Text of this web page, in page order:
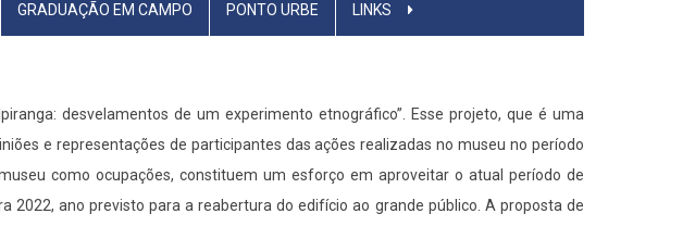
GRADUAÇÃO EM CAMPO PONTO URBE LINKS
desvelamentos de um experimento etnográfico”. Esse projeto, que é uma
e representações de participantes das ações realizadas no museu no período
como ocupações, constituem um esforço em aproveitar o atual período de
ano previsto para a reabertura do edifício ao grande público. A proposta de